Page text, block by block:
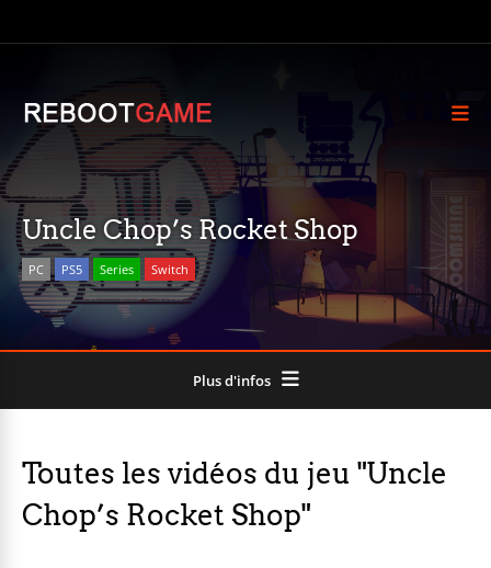
Uncle Chop’s Rocket Shop
PC PS5 Series Switch
Plus d'infos
Toutes les vidéos du jeu "Uncle
Chop’s Rocket Shop"